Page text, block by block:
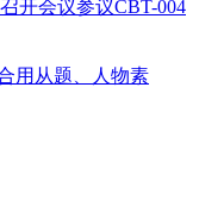
开会议参议CBT-004
用从题、人物素